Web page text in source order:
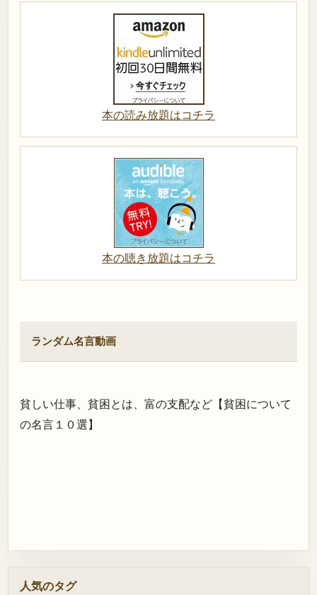
本の読み放題はコチラ
本の聴き放題はコチラ
ランダム名言動画
貧しい仕事、貧困とは、富の支配など【貧困について
の名言１０選】
人気のタグ